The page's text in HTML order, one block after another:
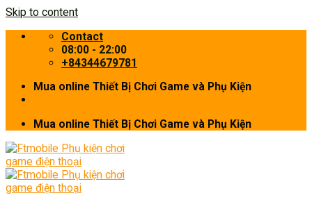
Skip to content
Contact
08:00 - 22:00
+84344679781
Mua online Thiết Bị Chơi Game và Phụ Kiện
Mua online Thiết Bị Chơi Game và Phụ Kiện